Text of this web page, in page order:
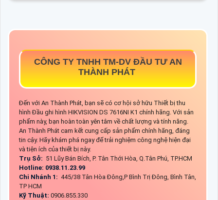
CÔNG TY TNHH TM-DV ĐẦU TƯ AN
THÀNH PHÁT
Đến với An Thành Phát, bạn sẽ có cơ hội sở hữu Thiết bị thu
hình Đầu ghi hình HIKVISION DS 7616NI K1 chính hãng. Với sản
phẩm này, bạn hoàn toàn yên tâm về chất lượng và tính năng.
An Thành Phát cam kết cung cấp sản phẩm chính hãng, đáng
tin cậy. Hãy khám phá ngay để trải nghiệm công nghệ hiện đại
và tiện ích của thiết bị này.
Trụ Sở: 51 Lũy Bán Bích, P. Tân Thới Hòa, Q.Tân Phú, TP.HCM
Hotline: 0938.11.23.99
Chi Nhánh 1: 445/38 Tân Hòa Đông,P Bình Trị Đông, Bình Tân,
TP HCM
Kỹ Thuật: 0906.855.330